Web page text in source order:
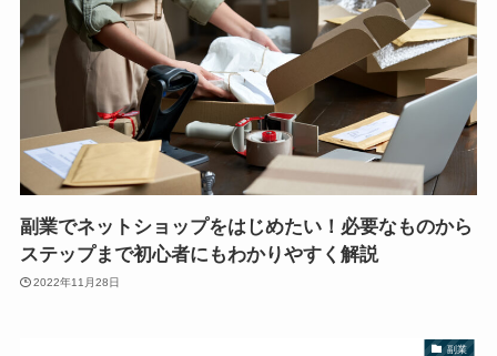
副業でネットショップをはじめたい！必要なものから
ステップまで初心者にもわかりやすく解説
2022年11月28日
副業